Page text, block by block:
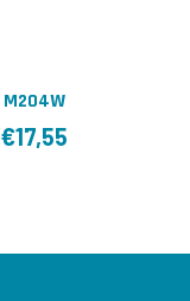
M204W
€17,55